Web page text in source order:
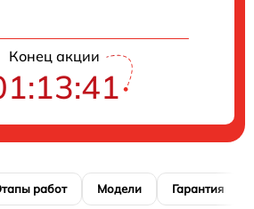
Конец акции
работ Модели Гарантия